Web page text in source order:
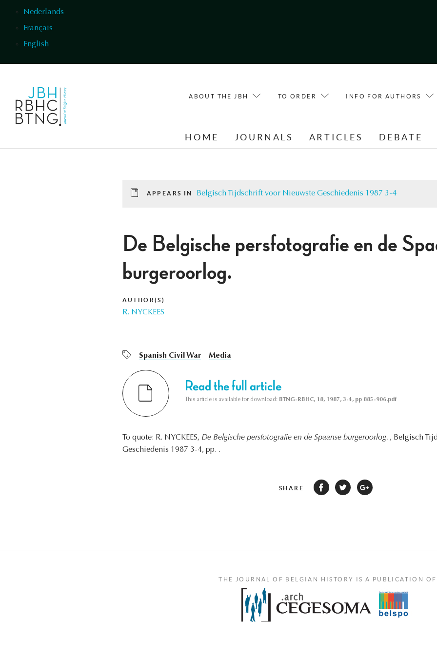
Nederlands
Français
English
ABOUT THE JBH TO ORDER INFO FOR AUTHORS
HOME JOURNALS ARTICLES DEBATE
APPEARS IN Belgisch Tijdschrift voor Nieuwste Geschiedenis 1987 3-4
De Belgische persfotografie en de
burgeroorlog.
AUTHOR(S)
R. NYCKEES
Spanish Civil War Media
Read the full article
This article is available for download: BTNG-RBHC, 18, 1987, 3-4, pp 885-906.pdf
To quote: R. NYCKEES, De Belgische persfotografie en de Spaanse burgeroorlog. , Belgisch
Geschiedenis 1987 3-4, pp. .
SHARE
THE JOURNAL OF BELGIAN HISTORY IS A PUBLICATION OF